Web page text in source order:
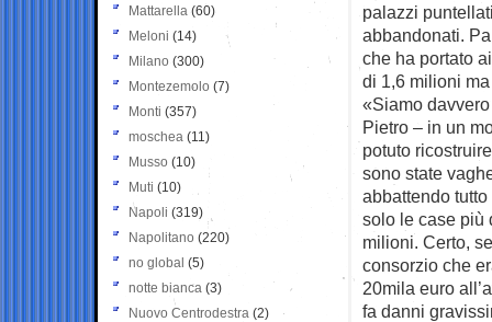
palazzi
abbandonati.
che ha portato
di 1,6 milioni
«Siamo
Pietro – in un
potuto
sono state
abbattendo
solo le case più
milioni. Certo,
consorzio che
20mila euro
fa danni
Mattarella (60)
Meloni (14)
Milano (300)
Montezemolo (7)
Monti (357)
moschea (11)
Musso (10)
Muti (10)
Napoli (319)
Napolitano (220)
no global (5)
notte bianca (3)
Nuovo Centrodestra (2)